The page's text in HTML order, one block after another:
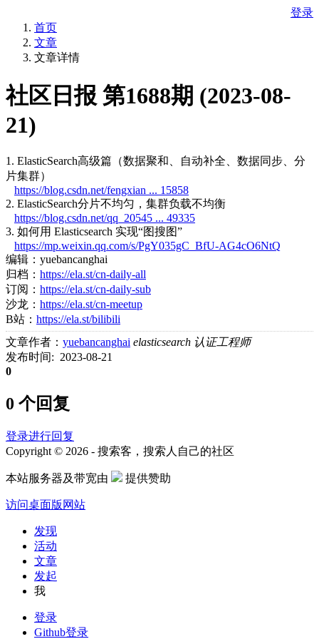
登录
首页
文章
文章详情
社区日报 第1688期 (2023-08-
21)
1. ElasticSearch高级篇（数据聚和、自动补全、数据同步、分
片集群）
https://blog.csdn.net/fengxian ... 15858
2. ElasticSearch分片不均匀，集群负载不均衡
https://blog.csdn.net/qq_20545 ... 49335
3. 如何用 Elasticsearch 实现“图搜图”
https://mp.weixin.qq.com/s/PgY035gC_BfU-AG4cO6NtQ
编辑：yuebancanghai
归档： https://ela.st/cn-daily-all
订阅： https://ela.st/cn-daily-sub
沙龙： https://ela.st/cn-meetup
B站： https://ela.st/bilibili
文章作者： yuebancanghai elasticsearch 认证工程师
发布时间: 2023-08-21
0
0 个回复
登录进行回复
Copyright © 2026 - 搜索客，搜索人自己的社区
本站服务器及带宽由 提供赞助
访问桌面版网站
发现
活动
文章
发起
我
登录
Github登录